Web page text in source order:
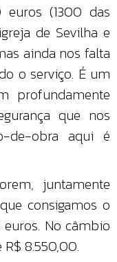
(1300 das
de Sevilha e
ainda nos falta
o serviço. É um
profundamente
que nos
de-obra aqui é
juntamente
consigamos o
No câmbio
8.550,00.